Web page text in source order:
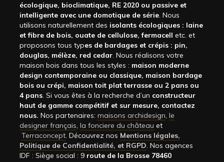
écologique, bioclimatique, RE 2020 ou passive et
intelligente avec une domotique de série. Nous
utilisons naturellement des isolants écologiques : laine
et fibre de bois, ouate de cellulose, fermacell etc. et
proposons tous types de bardages et crépis : pin,
douglas, mélèze, red cedar. Nous réalisons votre
maison bois dans tous les styles : maison moderne
design contemporaine ou classique, maison bardage
bois ou crépi, maison toit plat terrasse ou 2 pans ou
4 pans. Si vous êtes à la recherche d’un constructeur
haut de gamme compétitif et sur mesure, contactez
nous. Nos partenaires: maisons archidesign, le
designer français, la fonciere du château et
Terraconcept. Découvrez nos Mentions légales,
Politique de Confidentialité, et RGPD. Nos agences
IDF : Siège social : 9 route de la Brosse 78460